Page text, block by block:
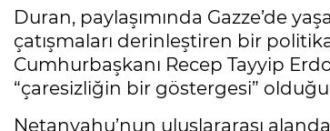
Duran, paylaşımında Gazze’de
çatışmaları derinleştiren bir
Cumhurbaşkanı Recep Tayyip
“çaresizliğin bir göstergesi”
Netanyahu’nun uluslararası